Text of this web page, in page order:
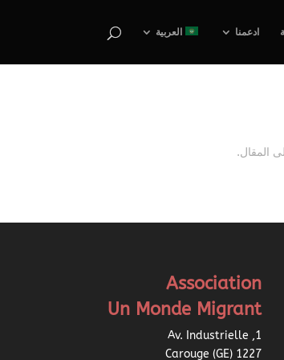
ادعمنا العربية
المقال.
Association
Un Monde Migrant
1, Av. Industrielle
1227 Carouge (GE)